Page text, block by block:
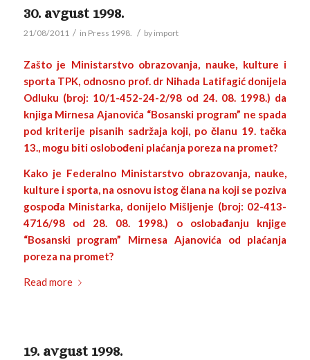
30. avgust 1998.
21/08/2011 / in Press 1998. / by import
Zašto je Ministarstvo obrazovanja, nauke, kulture i
sporta TPK, odnosno prof. dr Nihada Latifagić donijela
Odluku (broj: 10/1-452-24-2/98 od 24. 08. 1998.) da
knjiga Mirnesa Ajanovića “Bosanski program” ne spada
pod kriterije pisanih sadržaja koji, po članu 19. tačka
13., mogu biti oslobođeni plaćanja poreza na promet?
Kako je Federalno Ministarstvo obrazovanja, nauke,
kulture i sporta, na osnovu istog člana na koji se poziva
gospođa Ministarka, donijelo Mišljenje (broj: 02-413-
4716/98 od 28. 08. 1998.) o oslobađanju knjige
“Bosanski program” Mirnesa Ajanovića od plaćanja
poreza na promet?
Read more
19. avgust 1998.